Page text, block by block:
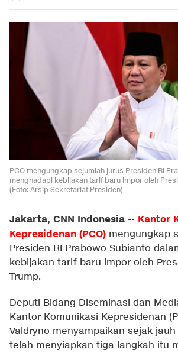
PCO mengungkap sejumlah jurus Presiden RI
menghadapi kebijakan tarif baru impor oleh
(Foto: Arsip Sekretariat Presiden)
Jakarta, CNN Indonesia -- Kantor
Kepresidenan (PCO) mengungkap
Presiden RI Prabowo Subianto
kebijakan tarif baru impor oleh
Trump.
Deputi Bidang Diseminasi dan
Kantor Komunikasi Kepresidenan
Valdryno menyampaikan sejak
telah menyiapkan tiga langkah itu